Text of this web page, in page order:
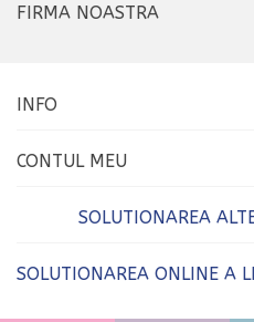
FIRMA NOASTRA
INFO
CONTUL MEU
SOLUTIONAREA
SOLUTIONAREA ONLINE A